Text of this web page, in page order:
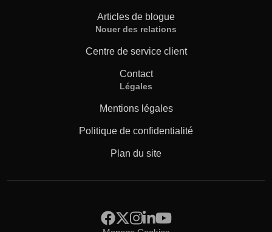
Articles de blogue
Nouer des relations
Centre de service client
Contact
Légales
Mentions légales
Politique de confidentialité
Plan du site